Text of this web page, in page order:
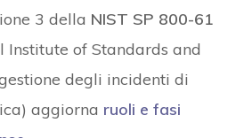
3 della NIST SP 800-61
of Standards and
degli incidenti di
aggiorna ruoli e fasi